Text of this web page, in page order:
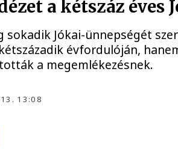
a kétszáz éves
sokadik Jókai-ünnepségét
évfordulóján,
a megemlékezésnek.
13. 13:08